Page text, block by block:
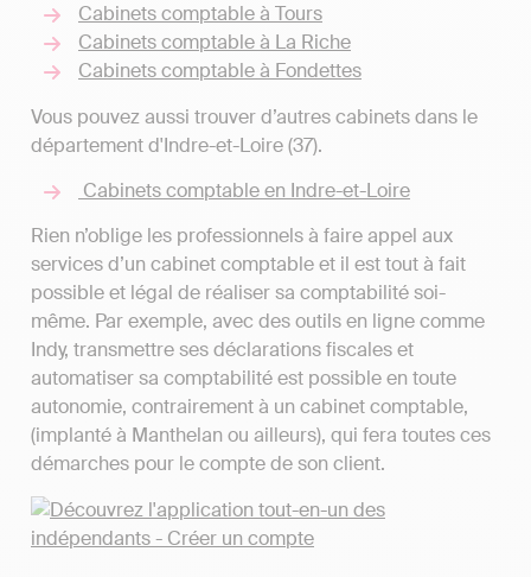
Cabinets comptable à Tours
Cabinets comptable à La Riche
Cabinets comptable à Fondettes
Vous pouvez aussi trouver d’autres cabinets dans le
département d'Indre-et-Loire (37).
Cabinets comptable en Indre-et-Loire
Rien n’oblige les professionnels à faire appel aux
services d’un cabinet comptable et il est tout à fait
possible et légal de réaliser sa comptabilité soi-
même. Par exemple, avec des outils en ligne comme
Indy, transmettre ses déclarations fiscales et
automatiser sa comptabilité est possible en toute
autonomie, contrairement à un cabinet comptable,
(implanté à Manthelan ou ailleurs), qui fera toutes ces
démarches pour le compte de son client.